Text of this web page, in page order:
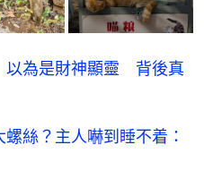
為是財神顯靈 背後真
絲？主人嚇到睡不着：